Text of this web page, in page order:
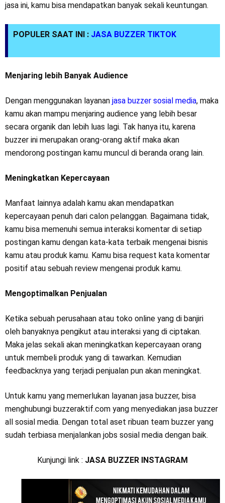
jasa ini, kamu bisa mendapatkan banyak sekali keuntungan.
POPULER SAAT INI : JASA BUZZER TIKTOK
Menjaring lebih Banyak Audience
Dengan menggunakan layanan jasa buzzer sosial media, maka
kamu akan mampu menjaring audience yang lebih besar
secara organik dan lebih luas lagi. Tak hanya itu, karena
buzzer ini merupakan orang-orang aktif maka akan
mendorong postingan kamu muncul di beranda orang lain.
Meningkatkan Kepercayaan
Manfaat lainnya adalah kamu akan mendapatkan
kepercayaan penuh dari calon pelanggan. Bagaimana tidak,
kamu bisa memenuhi semua interaksi komentar di setiap
postingan kamu dengan kata-kata terbaik mengenai bisnis
kamu atau produk kamu. Kamu bisa request kata komentar
positif atau sebuah review mengenai produk kamu.
Mengoptimalkan Penjualan
Ketika sebuah perusahaan atau toko online yang di banjiri
oleh banyaknya pengikut atau interaksi yang di ciptakan.
Maka jelas sekali akan meningkatkan kepercayaan orang
untuk membeli produk yang di tawarkan. Kemudian
feedbacknya yang terjadi penjualan pun akan meningkat.
Untuk kamu yang memerlukan layanan jasa buzzer, bisa
menghubungi buzzeraktif.com yang menyediakan jasa buzzer
all sosial media. Dengan total aset ribuan team buzzer yang
sudah terbiasa menjalankan jobs sosial media dengan baik.
Kunjungi link : JASA BUZZER INSTAGRAM